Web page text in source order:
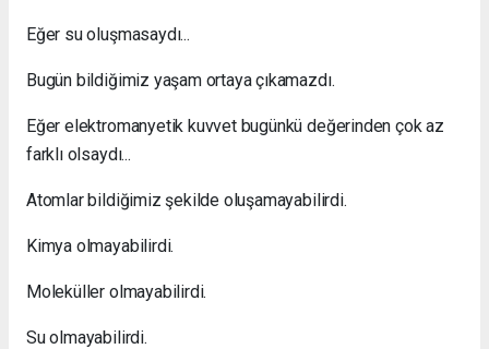
Eğer su oluşmasaydı...
Bugün bildiğimiz yaşam ortaya çıkamazdı.
Eğer elektromanyetik kuvvet bugünkü değerinden çok az
farklı olsaydı...
Atomlar bildiğimiz şekilde oluşamayabilirdi.
Kimya olmayabilirdi.
Moleküller olmayabilirdi.
Su olmayabilirdi.